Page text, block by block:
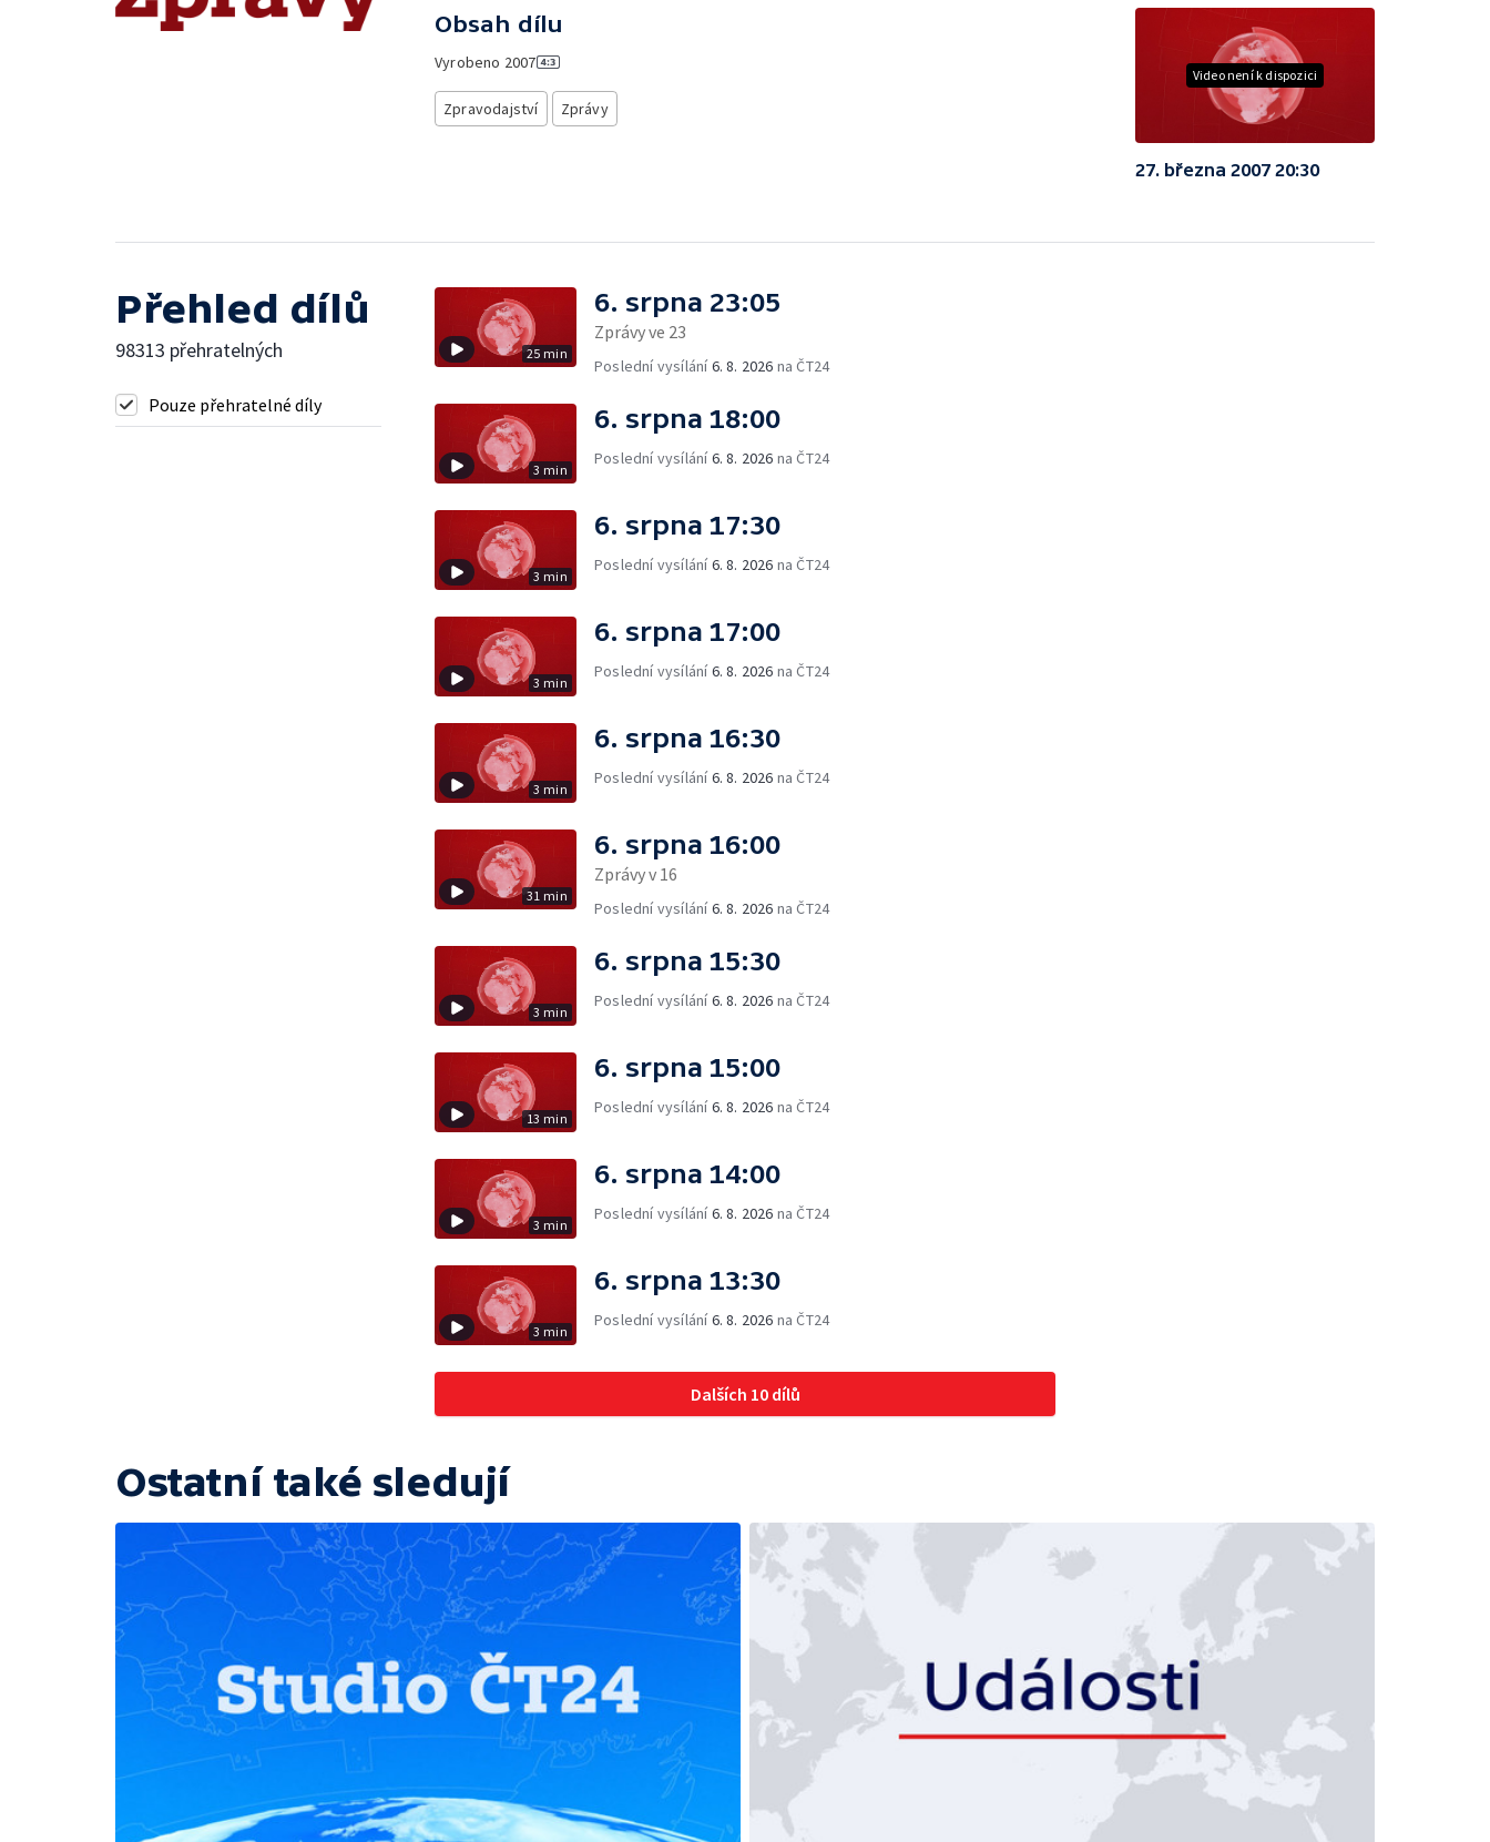
Obsah dílu
Vyrobeno 2007
Zpravodajství Zprávy
Video není k dispozici
27. března 2007 20:30
Přehled dílů
98313 přehratelných
Pouze přehratelné díly
25 min
6. srpna 23:05
Zprávy ve 23
Poslední vysílání6. 8. 2026 na ČT24
3 min
6. srpna 18:00
Poslední vysílání6. 8. 2026 na ČT24
3 min
6. srpna 17:30
Poslední vysílání6. 8. 2026 na ČT24
3 min
6. srpna 17:00
Poslední vysílání6. 8. 2026 na ČT24
3 min
6. srpna 16:30
Poslední vysílání6. 8. 2026 na ČT24
31 min
6. srpna 16:00
Zprávy v 16
Poslední vysílání6. 8. 2026 na ČT24
3 min
6. srpna 15:30
Poslední vysílání6. 8. 2026 na ČT24
13 min
6. srpna 15:00
Poslední vysílání6. 8. 2026 na ČT24
3 min
6. srpna 14:00
Poslední vysílání6. 8. 2026 na ČT24
3 min
6. srpna 13:30
Poslední vysílání6. 8. 2026 na ČT24
Dalších 10 dílů
Ostatní také sledují